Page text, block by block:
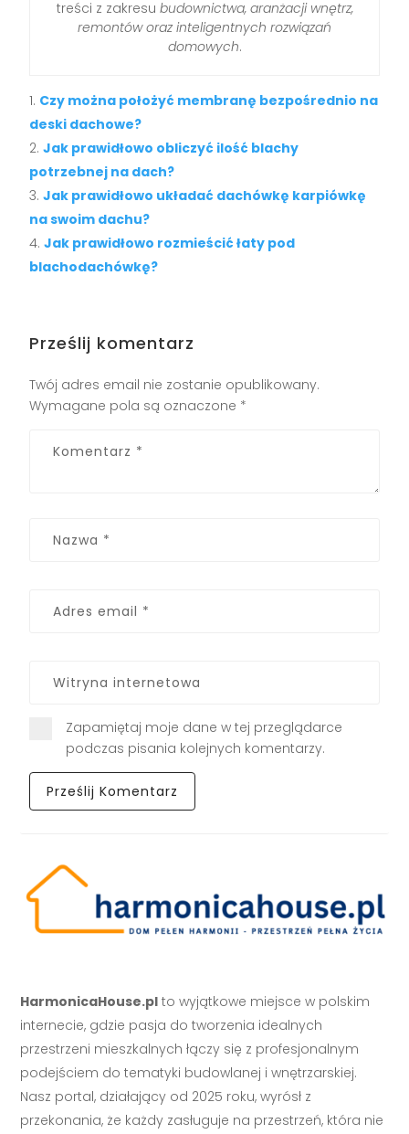
treści z zakresu budownictwa, aranżacji wnętrz,
remontów oraz inteligentnych rozwiązań
domowych.
Czy można położyć membranę bezpośrednio na
deski dachowe?
Jak prawidłowo obliczyć ilość blachy
potrzebnej na dach?
Jak prawidłowo układać dachówkę karpiówkę
na swoim dachu?
Jak prawidłowo rozmieścić łaty pod
blachodachówkę?
Prześlij komentarz
Twój adres email nie zostanie opublikowany.
Wymagane pola są oznaczone *
Zapamiętaj moje dane w tej przeglądarce
podczas pisania kolejnych komentarzy.
HarmonicaHouse.pl to wyjątkowe miejsce w polskim
internecie, gdzie pasja do tworzenia idealnych
przestrzeni mieszkalnych łączy się z profesjonalnym
podejściem do tematyki budowlanej i wnętrzarskiej.
Nasz portal, działający od 2025 roku, wyrósł z
przekonania, że każdy zasługuje na przestrzeń, która nie